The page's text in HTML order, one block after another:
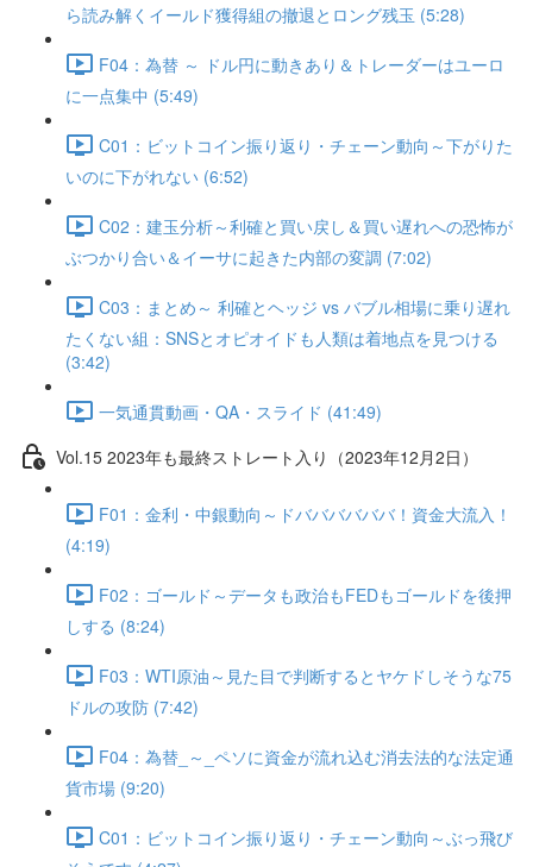
ら読み解くイールド獲得組の撤退とロング残玉 (5:28)
F04：為替 ～ ドル円に動きあり＆トレーダーはユーロ
に一点集中 (5:49)
C01：ビットコイン振り返り・チェーン動向～下がりた
いのに下がれない (6:52)
C02：建玉分析～利確と買い戻し＆買い遅れへの恐怖が
ぶつかり合い＆イーサに起きた内部の変調 (7:02)
C03：まとめ～ 利確とヘッジ vs バブル相場に乗り遅れ
たくない組：SNSとオピオイドも人類は着地点を見つける
(3:42)
一気通貫動画・QA・スライド (41:49)
Vol.15 2023年も最終ストレート入り（2023年12月2日）
F01：金利・中銀動向～ドババババババ！資金大流入！
(4:19)
F02：ゴールド～データも政治もFEDもゴールドを後押
しする (8:24)
F03：WTI原油～見た目で判断するとヤケドしそうな75
ドルの攻防 (7:42)
F04：為替_～_ペソに資金が流れ込む消去法的な法定通
貨市場 (9:20)
C01：ビットコイン振り返り・チェーン動向～ぶっ飛び